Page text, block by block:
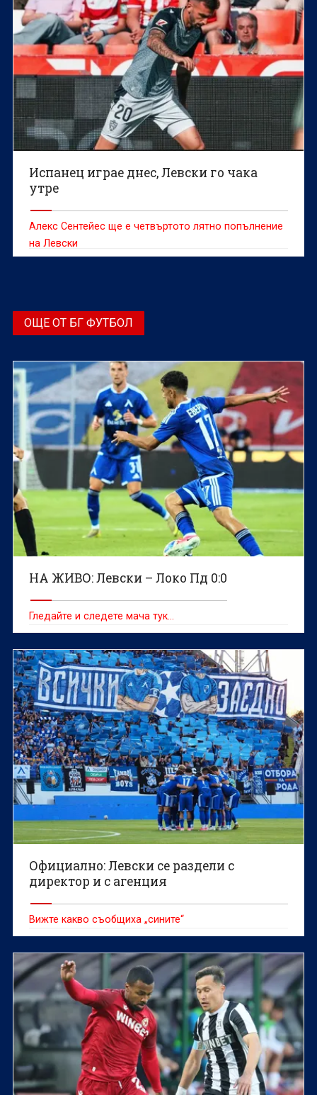
Испанец играе днес, Левски го чака
утре
Алекс Сентейес ще е четвъртото лятно попълнение
на Левски
ОЩЕ ОТ БГ ФУТБОЛ
НА ЖИВО: Левски – Локо Пд 0:0
Гледайте и следете мача тук…
Официално: Левски се раздели с
директор и с агенция
Вижте какво съобщиха „сините“